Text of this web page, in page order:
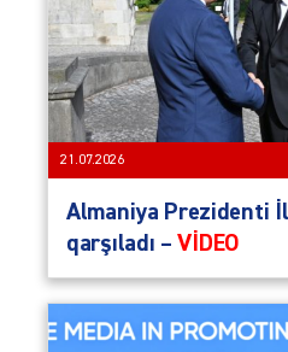
21.07.2026
Almaniya Prezidenti
qarşıladı –VİDEO